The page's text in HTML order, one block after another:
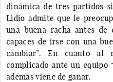
dinámica de tres partidos
Lidio admite que le
una buena racha antes
capaces de irse con una
cambiar”. En cuanto al
complicado ante un equipo
además viene de ganar.